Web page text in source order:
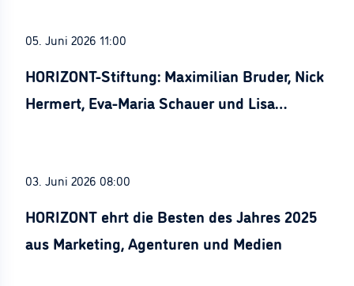
05. Juni 2026 11:00
HORIZONT-Stiftung: Maximilian Bruder, Nick
Hermert, Eva-Maria Schauer und Lisa
03. Juni 2026 08:00
HORIZONT ehrt die Besten des Jahres 2025
aus Marketing, Agenturen und Medien